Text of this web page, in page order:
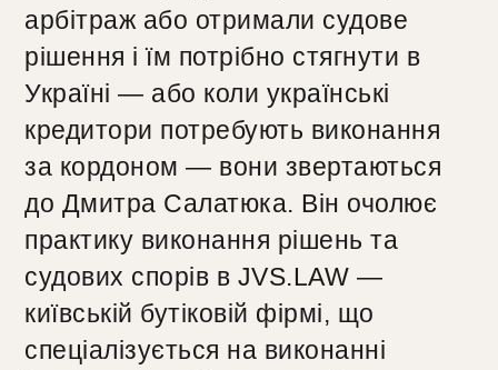
арбітраж або отримали судове
рішення і їм потрібно стягнути в
Україні — або коли українські
кредитори потребують виконання
за кордоном — вони звертаються
до Дмитра Салатюка. Він очолює
практику виконання рішень та
судових спорів в JVS.LAW —
київській бутіковій фірмі, що
спеціалізується на виконанні